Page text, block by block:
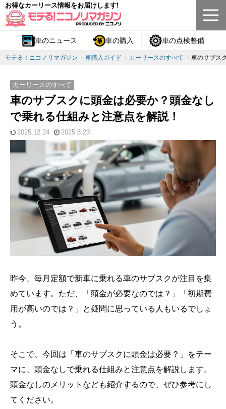
お得なカーリース情報をお届けします!
車のニュース 車の購入 車の点検整備
モテる！ニコノリマガジン 車購入ガイド カーリースのすべて 車のサブス
カーリースのすべて
車のサブスクに頭金は必要か？頭金なし
で乗れる仕組みと注意点を解説！
2025.12.24 2025.8.23
昨今、毎月定額で新車に乗れる車のサブスクが注目を集
めています。ただ、「頭金が必要なのでは？」「初期費
用が高いのでは？」と疑問に思っている人もいるでしょ
う。
そこで、今回は「車のサブスクに頭金は必要？」をテー
マに、頭金なしで乗れる仕組みと注意点を解説します。
頭金なしのメリットなども紹介するので、ぜひ参考にし
てください。